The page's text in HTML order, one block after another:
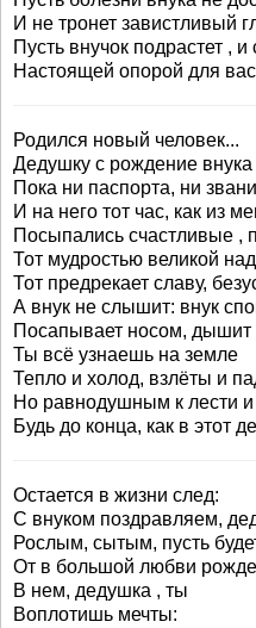
И не тронет завистливый
Пусть внучок подрастет , и
Настоящей опорой для
Родился новый человек...
Дедушку с рождение
Пока ни паспорта, ни
И на него тот час, как из
Посыпались счастливые ,
Тот мудростью великой
Тот предрекает славу,
А внук не слышит: внук
Посапывает носом, дышит
Ты всё узнаешь на земле
Тепло и холод, взлёты и
Но равнодушным к лести
Будь до конца, как в этот
Остается в жизни след:
С внуком поздравляем,
Рослым, сытым, пусть
От в большой любви
В нем, дедушка , ты
Воплотишь мечты: